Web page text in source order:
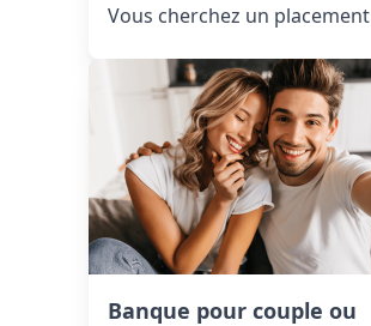
Vous cherchez un placement
Banque pour couple ou